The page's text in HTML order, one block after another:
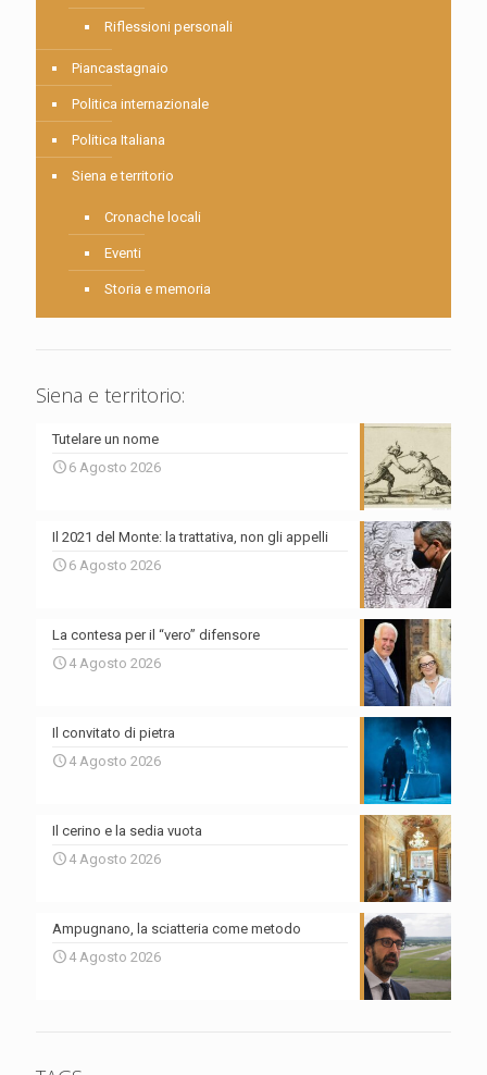
Riflessioni personali
Piancastagnaio
Politica internazionale
Politica Italiana
Siena e territorio
Cronache locali
Eventi
Storia e memoria
Siena e territorio:
Tutelare un nome
6 Agosto 2026
Il 2021 del Monte: la trattativa, non gli appelli
6 Agosto 2026
La contesa per il “vero” difensore
4 Agosto 2026
Il convitato di pietra
4 Agosto 2026
Il cerino e la sedia vuota
4 Agosto 2026
Ampugnano, la sciatteria come metodo
4 Agosto 2026